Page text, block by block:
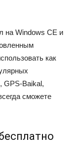
на Windows CE и
как
GPS-Baikal,
сможете